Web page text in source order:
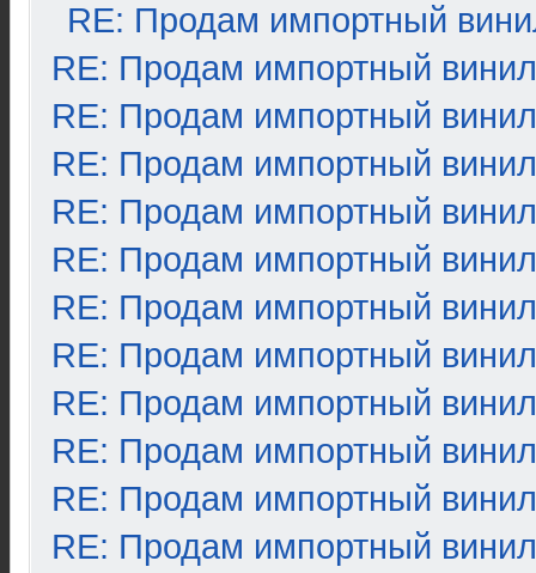
RE: Продам импортный
RE: Продам импортный винил
RE: Продам импортный винил
RE: Продам импортный винил
RE: Продам импортный винил
RE: Продам импортный винил
RE: Продам импортный винил
RE: Продам импортный винил
RE: Продам импортный винил
RE: Продам импортный винил
RE: Продам импортный винил
RE: Продам импортный винил